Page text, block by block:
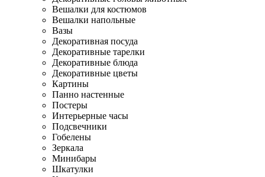
Вешалки для костюмов
Вешалки напольные
Вазы
Декоративная посуда
Декоративные тарелки
Декоративные блюда
Декоративные цветы
Картины
Панно настенные
Постеры
Интерьерные часы
Подсвечники
Гобелены
Зеркала
Минибары
Шкатулки